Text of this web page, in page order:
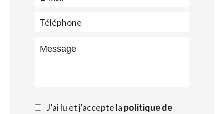
J’ai lu et j'accepte la politique de